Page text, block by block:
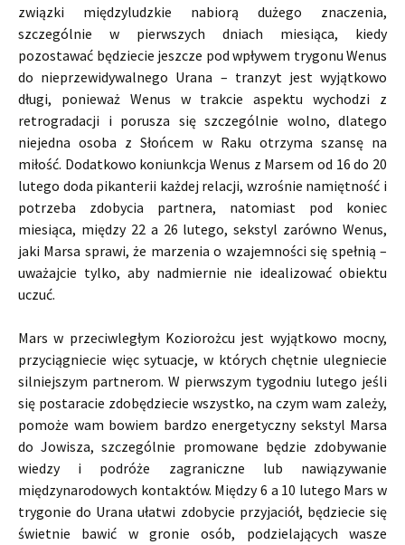
związki międzyludzkie nabiorą dużego znaczenia,
szczególnie w pierwszych dniach miesiąca, kiedy
pozostawać będziecie jeszcze pod wpływem trygonu Wenus
do nieprzewidywalnego Urana – tranzyt jest wyjątkowo
długi, ponieważ Wenus w trakcie aspektu wychodzi z
retrogradacji i porusza się szczególnie wolno, dlatego
niejedna osoba z Słońcem w Raku otrzyma szansę na
miłość. Dodatkowo koniunkcja Wenus z Marsem od 16 do 20
lutego doda pikanterii każdej relacji, wzrośnie namiętność i
potrzeba zdobycia partnera, natomiast pod koniec
miesiąca, między 22 a 26 lutego, sekstyl zarówno Wenus,
jaki Marsa sprawi, że marzenia o wzajemności się spełnią –
uważajcie tylko, aby nadmiernie nie idealizować obiektu
uczuć.
Mars w przeciwległym Koziorożcu jest wyjątkowo mocny,
przyciągniecie więc sytuacje, w których chętnie ulegniecie
silniejszym partnerom. W pierwszym tygodniu lutego jeśli
się postaracie zdobędziecie wszystko, na czym wam zależy,
pomoże wam bowiem bardzo energetyczny sekstyl Marsa
do Jowisza, szczególnie promowane będzie zdobywanie
wiedzy i podróże zagraniczne lub nawiązywanie
międzynarodowych kontaktów. Między 6 a 10 lutego Mars w
trygonie do Urana ułatwi zdobycie przyjaciół, będziecie się
świetnie bawić w gronie osób, podzielających wasze